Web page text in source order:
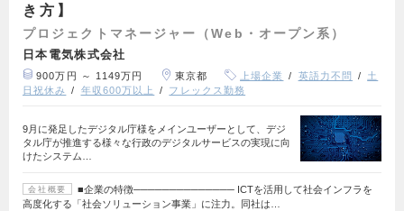
き方】
プロジェクトマネージャー（Web・オープン系）
日本電気株式会社
900万円 ～ 1149万円 東京都 上場企業 英語力不問
土
日祝休み
年収600万以上 フレックス勤務
9月に発足したデジタル庁様をメインユーザーとして、デジ
タル庁が推進する様々な行政のデジタルサービスの実現に向
けたシステム…
会社概要
■企業の特徴────────────── ICTを活用して社会インフラを
高度化する「社会ソリューション事業」に注力。同社は…